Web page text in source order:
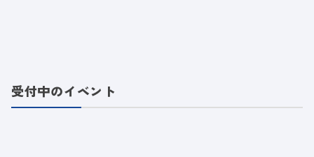
受付中のイベント